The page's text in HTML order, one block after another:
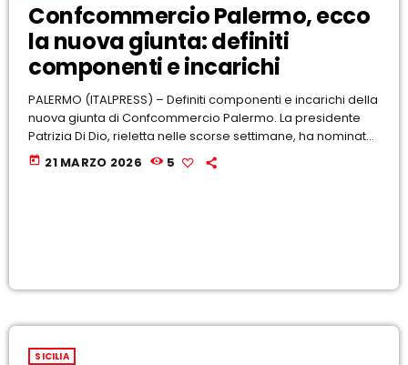
Confcommercio Palermo, ecco
la nuova giunta: definiti
componenti e incarichi
PALERMO (ITALPRESS) – Definiti componenti e incarichi della
nuova giunta di Confcommercio Palermo. La presidente
Patrizia Di Dio, rieletta nelle scorse settimane, ha nominato
come vice presidenti Silvano Barraja (Orafi), Antonio
Cottone (Fipe), Fabio Gioia (Asc), Vincenzo Salerno (Agenti
today 21 MARZO 2026 5
SICILIA